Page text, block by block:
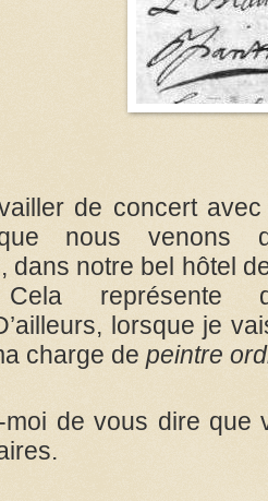
de concert
que nous venons
dans notre bel hôtel
Cela
lorsque je
charge de peintre
moi de vous dire